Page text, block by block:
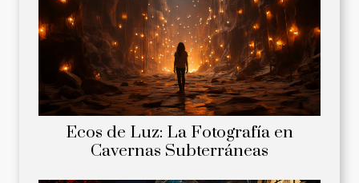
Ecos de Luz: La Fotografía en
Cavernas Subterráneas